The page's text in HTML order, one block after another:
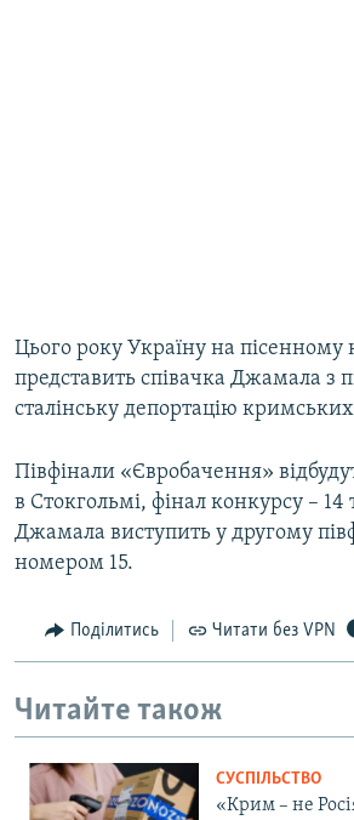
Цього року Україну на пісенному
представить співачка Джамала з
сталінську депортацію
Півфінали «Євробачення»
в Стокгольмі, фінал конкурсу – 14
Джамала виступить у другому
номером 15.
Поділитись Читати без VPN
Читайте також
СУСПІЛЬСТВО
«Крим – не